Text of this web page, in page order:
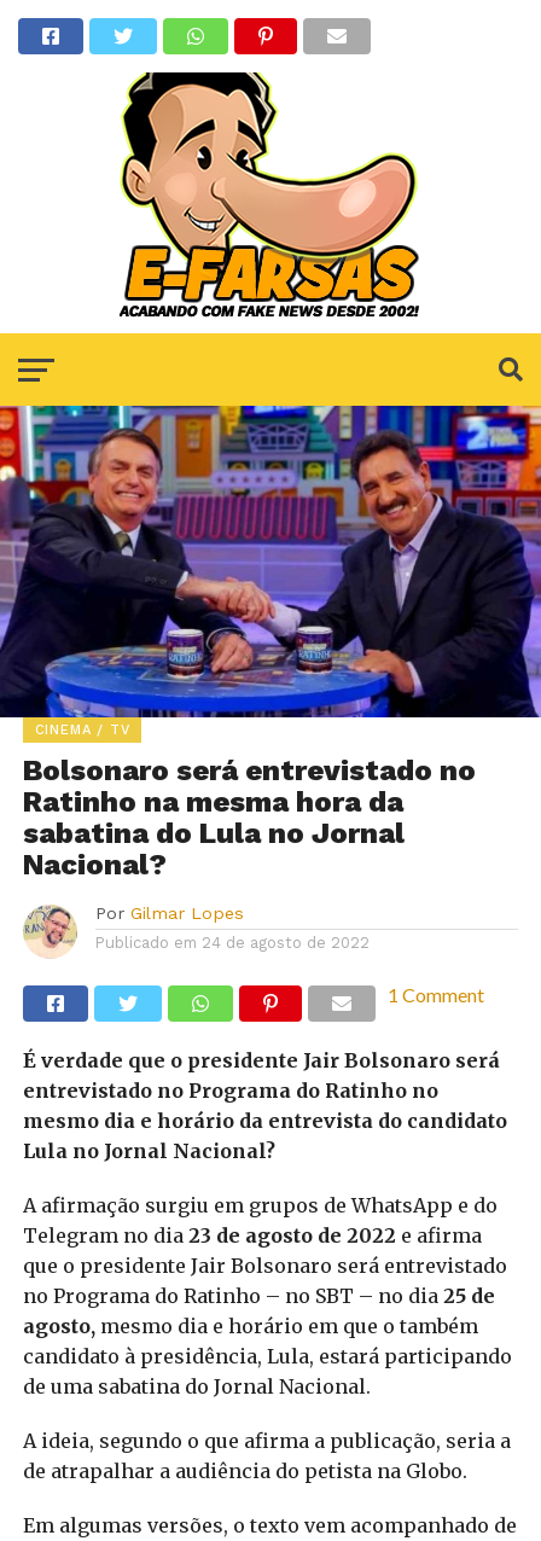
CINEMA / TV
Bolsonaro será entrevistado no
Ratinho na mesma hora da
sabatina do Lula no Jornal
Nacional?
Por Gilmar Lopes
Publicado em 24 de agosto de 2022
1 Comment
É verdade que o presidente Jair Bolsonaro será
entrevistado no Programa do Ratinho no
mesmo dia e horário da entrevista do candidato
Lula no Jornal Nacional?
A afirmação surgiu em grupos de WhatsApp e do
Telegram no dia 23 de agosto de 2022 e afirma
que o presidente Jair Bolsonaro será entrevistado
no Programa do Ratinho – no SBT – no dia 25 de
agosto,mesmo dia e horário em que o também
candidato à presidência, Lula, estará participando
de uma sabatina do Jornal Nacional.
A ideia, segundo o que afirma a publicação, seria a
de atrapalhar a audiência do petista na Globo.
Em algumas versões, o texto vem acompanhado de